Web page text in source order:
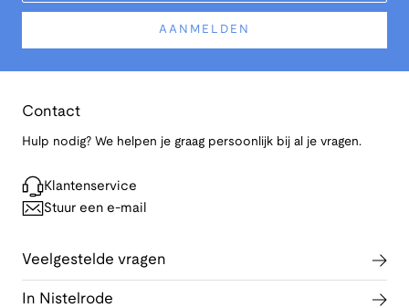
AANMELDEN
Contact
Hulp nodig? We helpen je graag persoonlijk bij al je vragen.
Klantenservice
Stuur een e-mail
Veelgestelde vragen
In Nistelrode